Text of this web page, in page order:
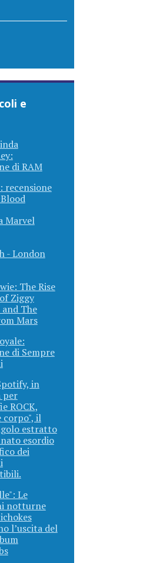
e
di RAM
recensione
Marvel
- London
The Rise
Ziggy
The
Mars
di Sempre
in
per
ROCK,
corpo", il
estratto
esordio
dei
Le
notturne
l’uscita del